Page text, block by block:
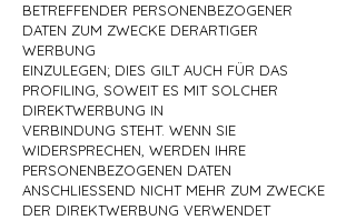
BETREFFENDER PERSONENBEZOGENER
DATEN ZUM ZWECKE DERARTIGER
WERBUNG
EINZULEGEN; DIES GILT AUCH FÜR DAS
PROFILING, SOWEIT ES MIT SOLCHER
DIREKTWERBUNG IN
VERBINDUNG STEHT. WENN SIE
WIDERSPRECHEN, WERDEN IHRE
PERSONENBEZOGENEN DATEN
ANSCHLIESSEND NICHT MEHR ZUM ZWECKE
DER DIREKTWERBUNG VERWENDET